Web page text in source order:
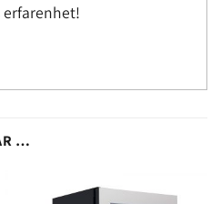
erfarenhet!
…